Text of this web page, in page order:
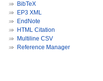
BibTeX
EP3 XML
EndNote
HTML Citation
Multiline CSV
Reference Manager